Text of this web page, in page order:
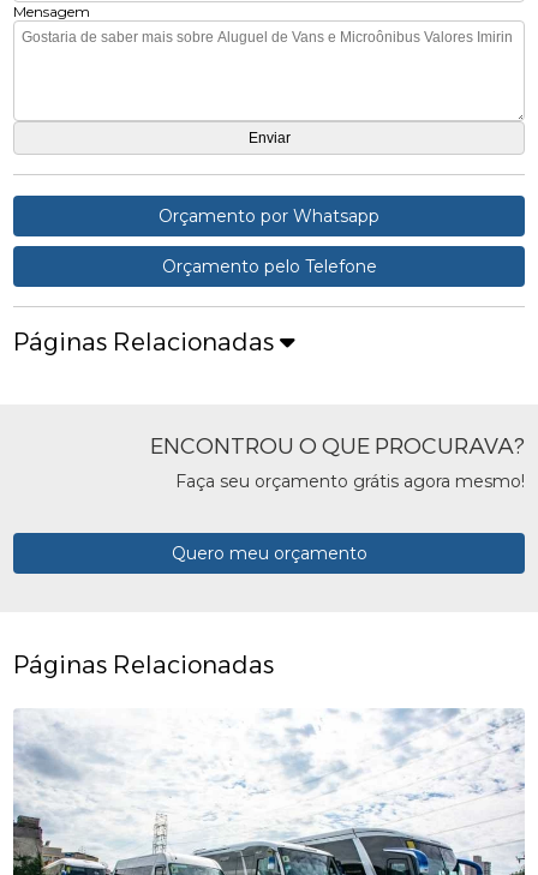
Mensagem
Orçamento por Whatsapp
Orçamento pelo Telefone
Páginas Relacionadas
ENCONTROU O QUE PROCURAVA?
Faça seu orçamento grátis agora mesmo!
Quero meu orçamento
Páginas Relacionadas